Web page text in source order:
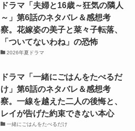
ドラマ「夫婦と16歳～狂気の隣人
～」第6話のネタバレ＆感想考
察。花嫁姿の美子と菜々子転落、
「ついてないわね」の恐怖
2026年夏ドラマ
ドラマ「一緒にごはんをたべるだ
け」第6話のネタバレ＆感想考
察。一線を越えた二人の後悔と、
レイが告げた約束できない本心
一緒にごはんをたべるだけ